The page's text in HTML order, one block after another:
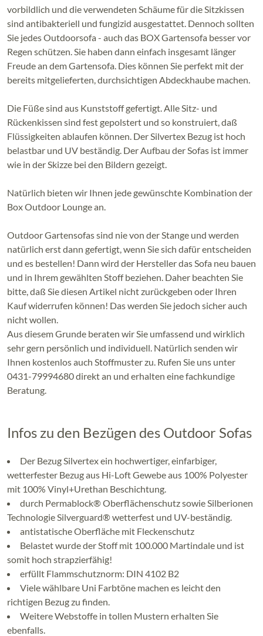
vorbildlich und die verwendeten Schäume für die Sitzkissen
sind antibakteriell und fungizid ausgestattet. Dennoch sollten
Sie jedes Outdoorsofa - auch das BOX Gartensofa besser vor
Regen schützen. Sie haben dann einfach insgesamt länger
Freude an dem Gartensofa. Dies können Sie perfekt mit der
bereits mitgelieferten, durchsichtigen Abdeckhaube machen.
Die Füße sind aus Kunststoff gefertigt. Alle Sitz- und
Rückenkissen sind fest gepolstert und so konstruiert, daß
Flüssigkeiten ablaufen können. Der Silvertex Bezug ist hoch
belastbar und UV beständig. Der Aufbau der Sofas ist immer
wie in der Skizze bei den Bildern gezeigt.
Natürlich bieten wir Ihnen jede gewünschte Kombination der
Box Outdoor Lounge an.
Outdoor Gartensofas sind nie von der Stange und werden
natürlich erst dann gefertigt, wenn Sie sich dafür entscheiden
und es bestellen! Dann wird der Hersteller das Sofa neu bauen
und in Ihrem gewählten Stoff beziehen. Daher beachten Sie
bitte, daß Sie diesen Artikel nicht zurückgeben oder Ihren
Kauf widerrufen können! Das werden Sie jedoch sicher auch
nicht wollen.
Aus diesem Grunde beraten wir Sie umfassend und wirklich
sehr gern persönlich und individuell. Natürlich senden wir
Ihnen kostenlos auch Stoffmuster zu. Rufen Sie uns unter
0431-79994680 direkt an und erhalten eine fachkundige
Beratung.
Infos zu den Bezügen des Outdoor Sofas
Der Bezug Silvertex ein hochwertiger, einfarbiger,
wetterfester Bezug aus Hi-Loft Gewebe aus 100% Polyester
mit 100% Vinyl+Urethan Beschichtung.
durch Permablock® Oberflächenschutz sowie Silberionen
Technologie Silverguard® wetterfest und UV-beständig.
antistatische Oberfläche mit Fleckenschutz
Belastet wurde der Stoff mit 100.000 Martindale und ist
somit hoch strapzierfähig!
erfüllt Flammschutznorm: DIN 4102 B2
Viele wählbare Uni Farbtöne machen es leicht den
richtigen Bezug zu finden.
Weitere Webstoffe in tollen Mustern erhalten Sie
ebenfalls.